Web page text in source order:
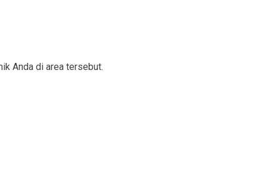
Anda di area tersebut.